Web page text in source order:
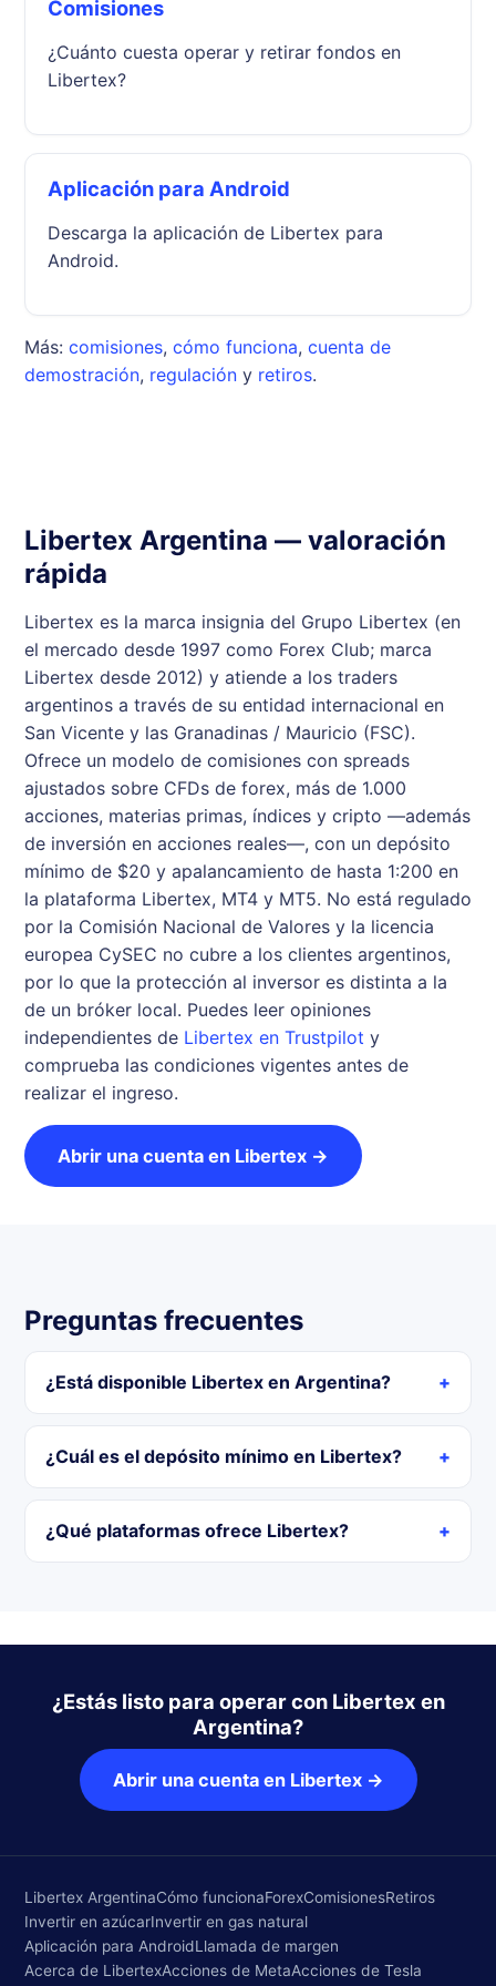
Comisiones
¿Cuánto cuesta operar y retirar fondos en
Libertex?
Aplicación para Android
Descarga la aplicación de Libertex para
Android.
Más: comisiones, cómo funciona, cuenta de
demostración, regulación y retiros.
Libertex Argentina — valoración
rápida
Libertex es la marca insignia del Grupo Libertex (en
el mercado desde 1997 como Forex Club; marca
Libertex desde 2012) y atiende a los traders
argentinos a través de su entidad internacional en
San Vicente y las Granadinas / Mauricio (FSC).
Ofrece un modelo de comisiones con spreads
ajustados sobre CFDs de forex, más de 1.000
acciones, materias primas, índices y cripto —además
de inversión en acciones reales—, con un depósito
mínimo de $20 y apalancamiento de hasta 1:200 en
la plataforma Libertex, MT4 y MT5. No está regulado
por la Comisión Nacional de Valores y la licencia
europea CySEC no cubre a los clientes argentinos,
por lo que la protección al inversor es distinta a la
de un bróker local. Puedes leer opiniones
independientes de Libertex en Trustpilot y
comprueba las condiciones vigentes antes de
realizar el ingreso.
Abrir una cuenta en Libertex →
Preguntas frecuentes
¿Está disponible Libertex en Argentina?
¿Cuál es el depósito mínimo en Libertex?
¿Qué plataformas ofrece Libertex?
¿Estás listo para operar con Libertex en
Argentina?
Abrir una cuenta en Libertex →
Libertex ArgentinaCómo funcionaForexComisionesRetiros
Invertir en azúcarInvertir en gas natural
Aplicación para AndroidLlamada de margen
Acerca de LibertexAcciones de MetaAcciones de Tesla